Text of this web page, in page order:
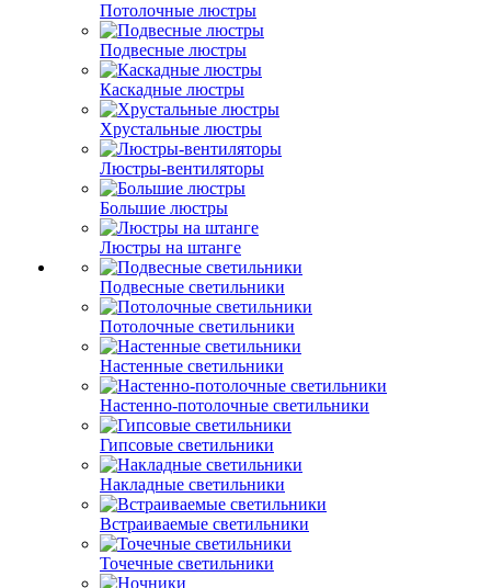
Потолочные люстры
Подвесные люстры
Каскадные люстры
Хрустальные люстры
Люстры-вентиляторы
Большие люстры
Люстры на штанге
Подвесные светильники
Потолочные светильники
Настенные светильники
Настенно-потолочные светильники
Гипсовые светильники
Накладные светильники
Встраиваемые светильники
Точечные светильники